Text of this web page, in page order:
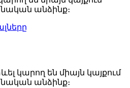
անձինք։
կարող են միայն կայքում
անձինք։